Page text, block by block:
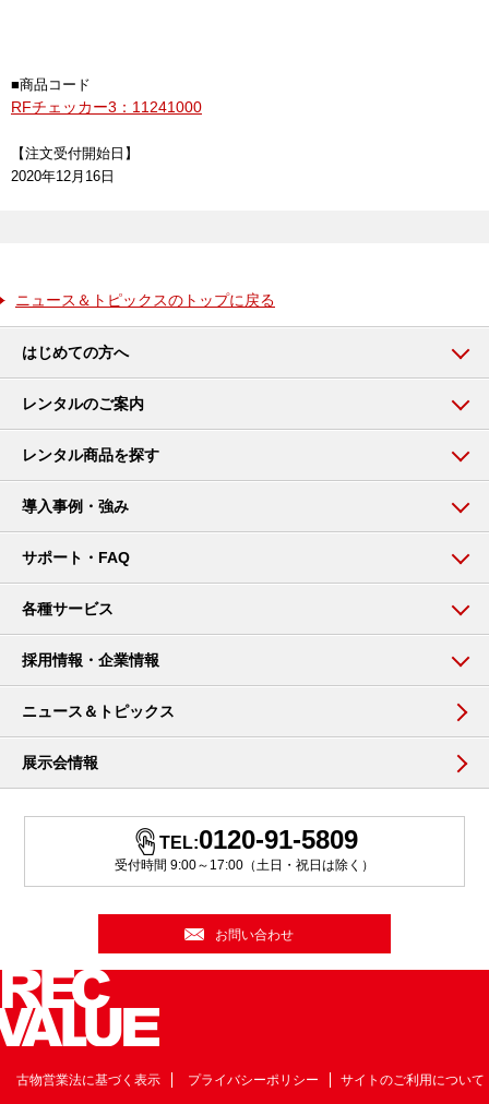
■商品コード
RFチェッカー3：11241000
【注文受付開始日】
2020年12月16日
ニュース＆トピックスのトップに戻る
はじめての方へ
レンタルのご案内
レンタル商品を探す
導入事例・強み
サポート・FAQ
各種サービス
採用情報・企業情報
ニュース＆トピックス
展示会情報
TEL:0120-91-5809
受付時間 9:00～17:00（土日・祝日は除く）
お問い合わせ
古物営業法に基づく表示 プライバシーポリシー サイトのご利用について